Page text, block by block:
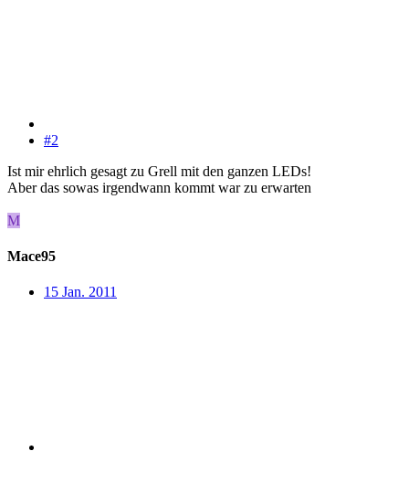
#2
Ist mir ehrlich gesagt zu Grell mit den ganzen LEDs!
Aber das sowas irgendwann kommt war zu erwarten
M
Mace95
15 Jan. 2011